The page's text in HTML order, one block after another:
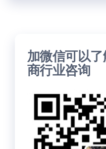
加微信可以
商行业咨询